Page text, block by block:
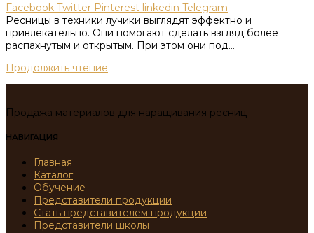
Facebook Twitter Pinterest linkedin Telegram
Ресницы в техники лучики выглядят эффектно и
привлекательно. Они помогают сделать взгляд более
распахнутым и открытым. При этом они под...
Продолжить чтение
Продажа материалов для наращивания ресниц
НАВИГАЦИЯ
Главная
Каталог
Обучение
Представители продукции
Стать представителем продукции
Представители школы